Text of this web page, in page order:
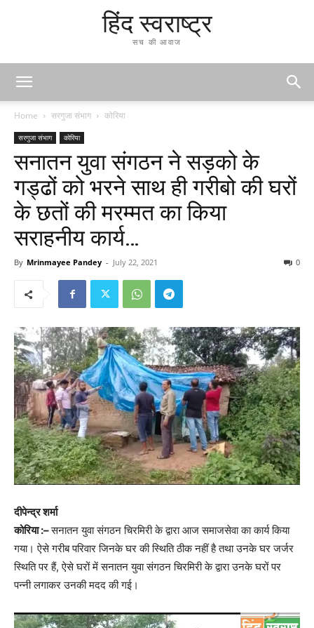
हिंद स्वराष्ट्र
सच की आवाज
Home सरगुजा संभाग कोरिया
सरगुजा संभाग कोरिया
सनातन युवा संगठन ने सड़को के
गड्ढों को भरने साथ ही गरीबो की घरों
के छतों की मरम्मत का किया
सराहनीय कार्य…
By Mrinmayee Pandey - July 22, 2021 0
दीपेन्द्र शर्मा
कोरिया :–सनातन युवा संगठन चिरमिरी के द्वारा आज समाजसेवा का कार्य किया
गया। ऐसे गरीब परिवार जिनके घर की स्थिति ठीक नहीं है तथा उनके घर जर्जर
स्थिति पर हैं, ऐसे घरों में सनातन युवा संगठन चिरमिरी के द्वारा उनके घरों पर
पन्नी लगाकर उनकी मदद की गई।
Video